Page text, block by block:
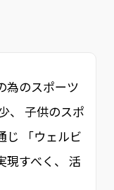
為のスポーツ
、 子供のスポ
じ 「ウェルビ
現すべく、 活